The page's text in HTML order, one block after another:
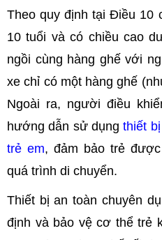
Theo quy định tại Điều 10
10 tuổi và có chiều cao
ngồi cùng hàng ghế với
xe chỉ có một hàng ghế
Ngoài ra, người điều
hướng dẫn sử dụngthiết
trẻ em, đảm bảo trẻ
quá trình di chuyển.
Thiết bị an toàn chuyên
định và bảo vệ cơ thể trẻ